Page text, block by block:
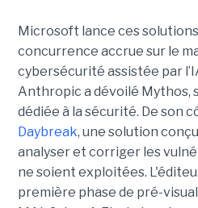
Microsoft lance ces
concurrence accrue sur le
cybersécurité assistée par
Anthropic a dévoilé Mythos,
dédiée à la sécurité. De son
Daybreak, une solution
analyser et corriger les
ne soient exploitées.
première phase de pré-